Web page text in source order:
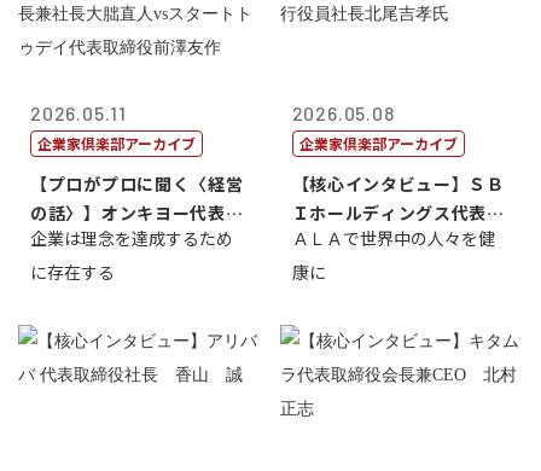
2026.05.11
企業家倶楽部アーカイブ
【プロがプロに聞く〈経営
の話〉】オンキヨー代表取
締役会長兼社...
企業は理念を達成するため
に存在する
2026.05.08
企業家倶楽部アーカイブ
【核心インタビュー】ＳＢ
Ｉホールディングス代表取
締役執行役員...
ＡＬＡで世界中の人々を健
康に